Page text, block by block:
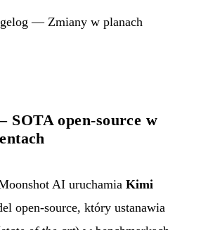
— Zmiany w planach
open-source w
AI uruchamia Kimi
open-source, który ustanawia